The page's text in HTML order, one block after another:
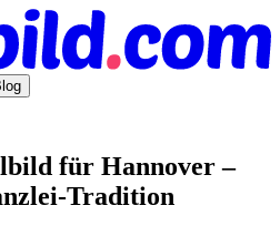
für Hannover –
Tradition